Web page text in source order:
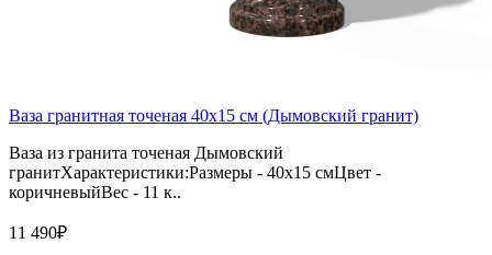
Ваза гранитная точеная 40х15 см (Дымовский гранит)
Ваза из гранита точеная Дымовский
гранитХарактеристики:Размеры - 40х15 смЦвет -
коричневыйВес - 11 к..
11 490₽